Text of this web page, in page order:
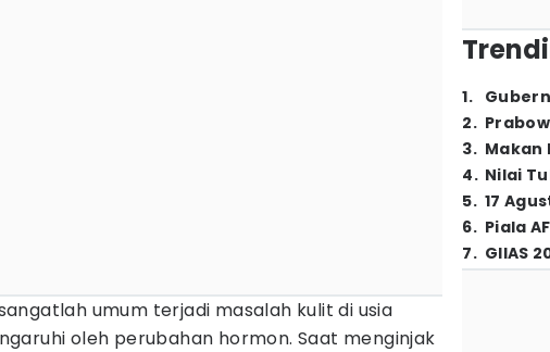
umum terjadi masalah kulit di usia
oleh perubahan hormon. Saat menginjak
1.
2.
3. Makan
4. Nilai
5. 17
6. Piala
7. GIIAS